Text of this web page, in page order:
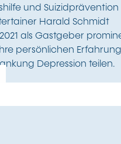
und Suizidprävention
Harald Schmidt
als Gastgeber
persönlichen
Depression teilen.